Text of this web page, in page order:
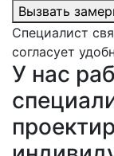
Вызвать
Специалист
согласует
У нас